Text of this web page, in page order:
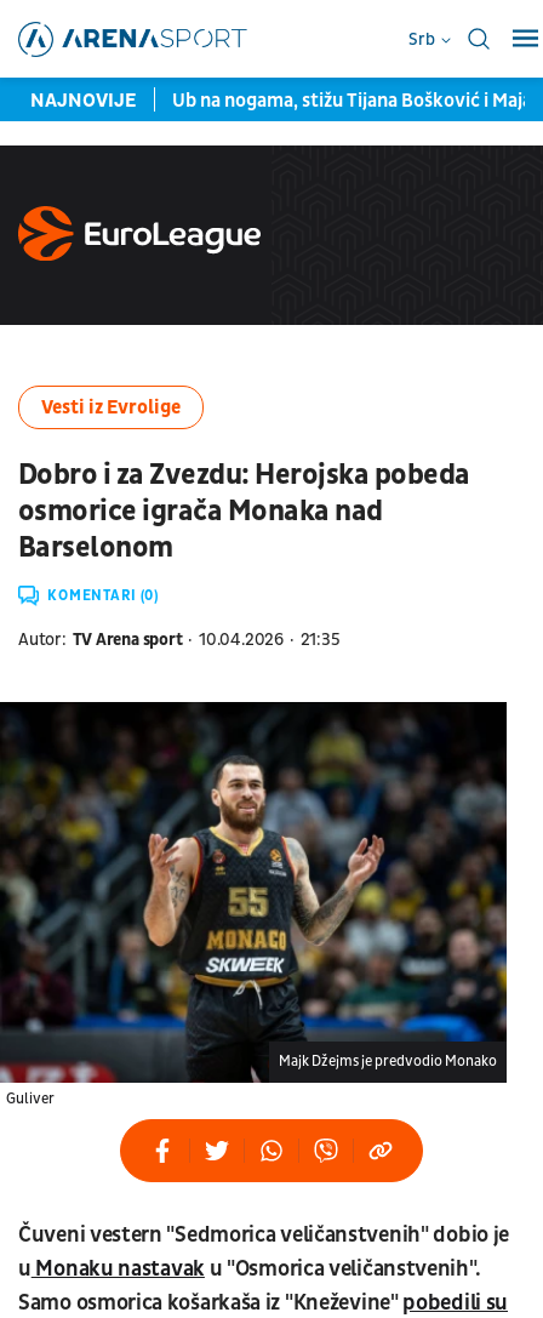
Srb
NAJNOVIJE
sa Monakom Ub na nogama, stižu Tijana Bošković i
Vesti iz Evrolige
Dobro i za Zvezdu: Herojska pobeda
osmorice igrača Monaka nad
Barselonom
KOMENTARI (0)
Autor: TV Arena sport 10.04.2026 21:35
Guliver
Majk Džejms je predvodio Monako
Čuveni vestern "Sedmorica veličanstvenih" dobio je
u Monaku nastavaku "Osmorica veličanstvenih".
Samo osmorica košarkaša iz "Kneževine"pobedili su